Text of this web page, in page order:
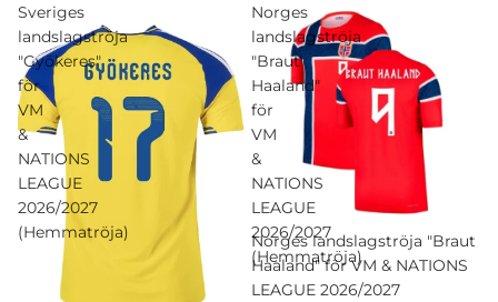
Sveriges
landslagströja
"Gyökeres"
för
VM
&
NATIONS
LEAGUE
2026/2027
(Hemmatröja)
Norges
landslagströja
"Braut
Haaland"
för
VM
&
NATIONS
LEAGUE
2026/2027
(Hemmatröja)
Rea
Norges landslagströja "Braut
Haaland" för VM & NATIONS
LEAGUE 2026/2027